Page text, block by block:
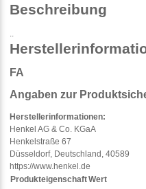
Beschreibung
FA
Angaben zur
Herstellerinformationen:
Henkel AG & Co. KGaA
Henkelstraße 67
Düsseldorf, Deutschland, 40589
https://www.henkel.de
ProdukteigenschaftWert